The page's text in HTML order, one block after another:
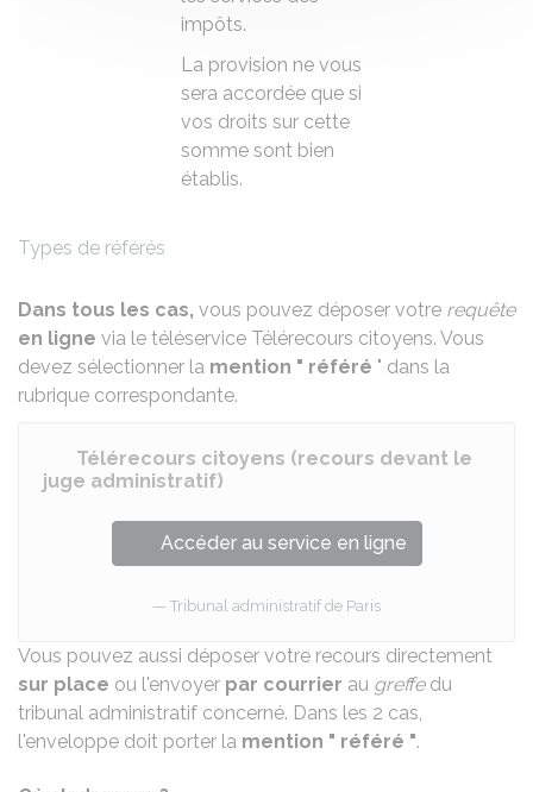
Types de référés
impôts.
La provision ne vous
sera accordée que si
vos droits sur cette
somme sont bien
établis.
Dans tous les cas, vous pouvez déposer votre requête
en ligne via le téléservice Télérecours citoyens. Vous
devez sélectionner la mention " référé " dans la
rubrique correspondante.
Télérecours citoyens (recours devant le
juge administratif)
Accéder au service en ligne
Tribunal administratif de Paris
Vous pouvez aussi déposer votre recours directement
sur place ou l'envoyer par courrier au greffedu
tribunal administratif concerné. Dans les 2 cas,
l'enveloppe doit porter la mention " référé ".